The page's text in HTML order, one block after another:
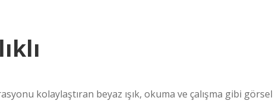
kolaylaştıran beyaz ışık, okuma ve çalışma gibi görsel